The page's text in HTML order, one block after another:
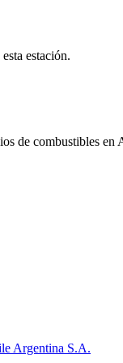
estación.
de combustibles en
Argentina S.A.